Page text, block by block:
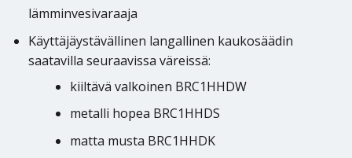
lämminvesivaraaja
Käyttäjäystävällinen langallinen kaukosäädin
saatavilla seuraavissa väreissä:
kiiltävä valkoinen BRC1HHDW
metalli hopea BRC1HHDS
matta musta BRC1HHDK